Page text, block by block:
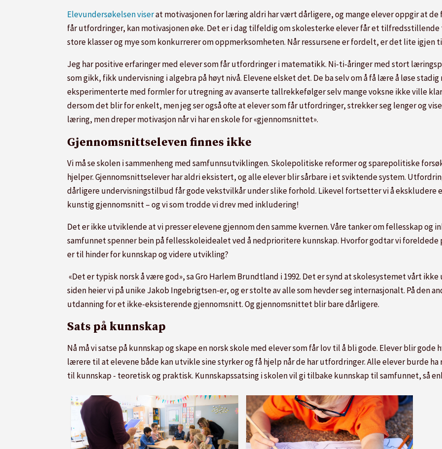
Elevundersøkelsen viserat motivasjonen for læring aldri har vært dårligere, og mange elever oppgir at
får utfordringer, kan motivasjonen øke. Det er i dag tilfeldig om skolesterke elever får et
store klasser og mye som konkurrerer om oppmerksomheten. Når ressursene er fordelt, er det lite igjen
Jeg har positive erfaringer med elever som får utfordringer i matematikk. Ni-ti-åringer med stort
som gikk, fikk undervisning i algebra på høyt nivå. Elevene elsket det. De ba selv om å få lære å løse
eksperimenterte med formler for utregning av avanserte tallrekkefølger selv mange voksne ikke ville
dersom det blir for enkelt, men jeg ser også ofte at elever som får utfordringer, strekker seg lenger og
læring, men dreper motivasjon når vi har en skole for «gjennomsnittet».
Gjennomsnittseleven finnes ikke
Vi må se skolen i sammenheng med samfunnsutviklingen. Skolepolitiske reformer og sparepolitiske
hjelper. Gjennomsnittselever har aldri eksistert, og alle elever blir sårbare i et sviktende system.
dårligere undervisningstilbud får gode vekstvilkår under slike forhold. Likevel fortsetter vi å ekskludere
kunstig gjennomsnitt – og vi som trodde vi drev med inkludering!
Det er ikke utviklende at vi presser elevene gjennom den samme kvernen. Våre tanker om fellesskap og
samfunnet spenner bein på fellesskoleidealet ved å nedprioritere kunnskap. Hvorfor godtar vi
er til hinder for kunnskap og videre utvikling?
«Det er typisk norsk å være god», sa Gro Harlem Brundtland i 1992. Det er synd at skolesystemet vårt
siden heier vi på unike Jakob Ingebrigtsen-er, og er stolte av alle som hevder seg internasjonalt. På den
utdanning for et ikke-eksisterende gjennomsnitt. Og gjennomsnittet blir bare dårligere.
Sats på kunnskap
Nå må vi satse på kunnskap og skape en norsk skole med elever som får lov til å bli gode. Elever blir gode
lærere til at elevene både kan utvikle sine styrker og få hjelp når de har utfordringer. Alle elever burde
til kunnskap - teoretisk og praktisk. Kunnskapssatsing i skolen vil gi tilbake kunnskap til samfunnet, så